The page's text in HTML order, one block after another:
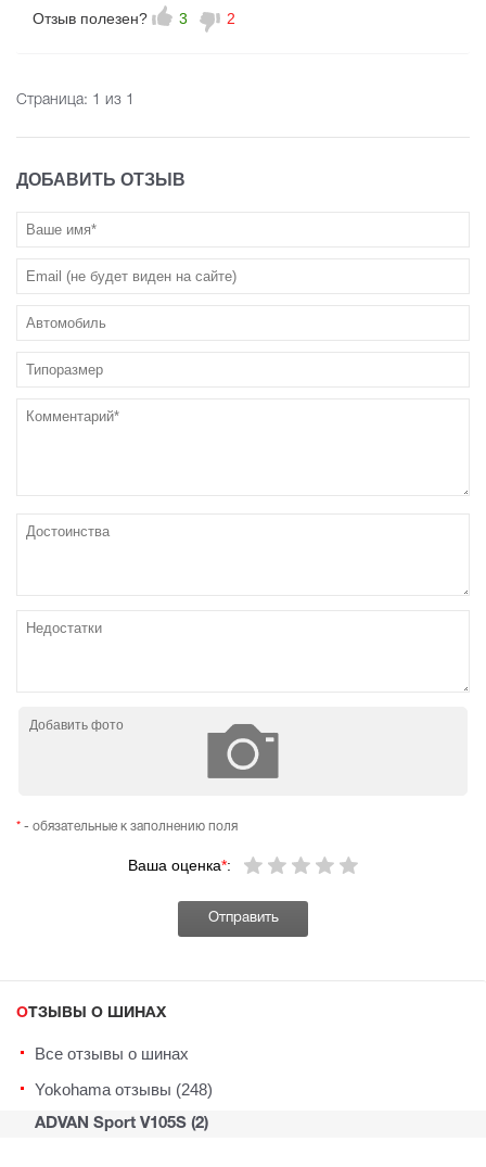
Отзыв полезен? 3 2
Страница: 1 из 1
ДОБАВИТЬ ОТЗЫВ
Добавить фото
Ваша оценка*:
* - обязательные к заполнению поля
ОТЗЫВЫ О ШИНАХ
Все отзывы о шинах
Yokohama отзывы (248)
ADVAN Sport V105S (2)